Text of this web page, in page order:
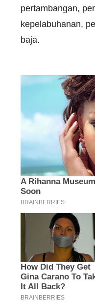
pertambangan,
kepelabuhanan,
baja.